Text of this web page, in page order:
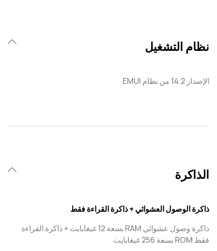
نظام التشغيل
الإصدار 14.2 من نظام EMUI
الذاكرة
ذاكرة الوصول العشوائي + ذاكرة القراءة فقط
ذاكرة وصول عشوائي RAM بسعة 12 غيغابايت + ذاكرة القراءة
فقط ROM بسعة 256 غيغابايت